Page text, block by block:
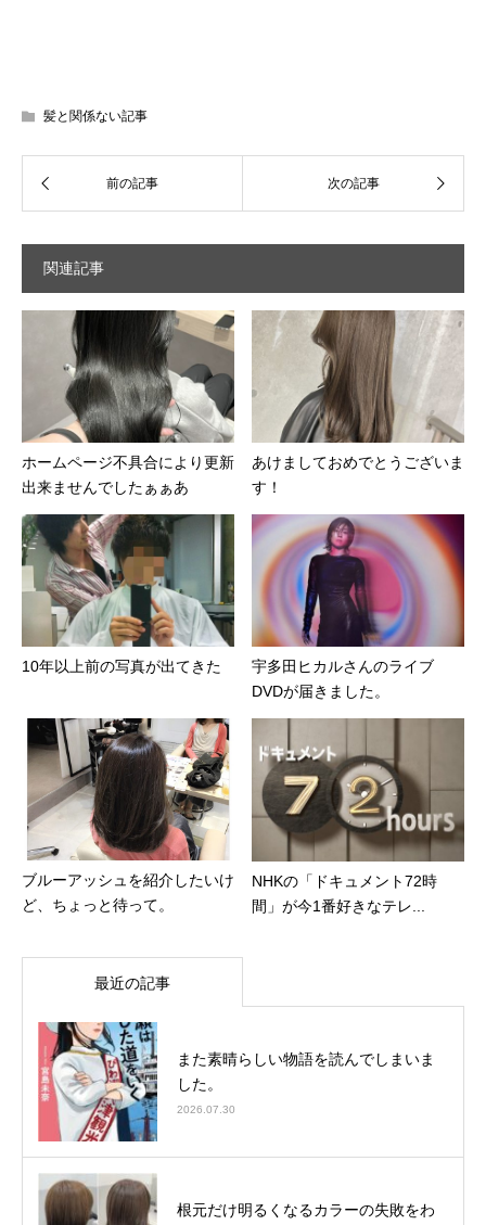
髪と関係ない記事
関連記事
ホームページ不具合により更新
出来ませんでしたぁぁあ
あけましておめでとうございま
す！
10年以上前の写真が出てきた
宇多田ヒカルさんのライブ
DVDが届きました。
ブルーアッシュを紹介したいけ
ど、ちょっと待って。
NHKの「ドキュメント72時
間」が今1番好きなテレ...
最近の記事
また素晴らしい物語を読んでしまいま
した。
2026.07.30
根元だけ明るくなるカラーの失敗をわ